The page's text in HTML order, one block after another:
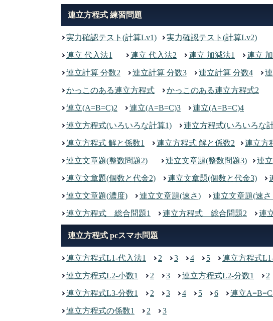
連立方程式 練習問題
実力確認テスト(計算Lv1) 実力確認テスト(計算Lv2)
連立 代入法1 連立 代入法2 連立 加減法1 連立
連立計算 分数2 連立計算 分数3 連立計算 分数4
かっこのある連立方程式 かっこのある連立方程式2
連立(A=B=C)2 連立(A=B=C)3 連立(A=B=C)4
連立方程式(いろいろな計算1) 連立方程式(いろいろな
連立方程式 解と係数1 連立方程式 解と係数2 連立方
連立文章題(整数問題2) 連立文章題(整数問題3) 連
連立文章題(個数と代金2) 連立文章題(個数と代金3)
連立文章題(濃度) 連立文章題(速さ) 連立文章題(速さ
連立方程式 総合問題1 連立方程式 総合問題2 連
連立方程式 pcスマホ問題
連立方程式L1-代入法1 2 3 4 5 連立方程式
連立方程式L2-小数1 2 3 連立方程式L2-分数1 2
連立方程式L3-分数1 2 3 4 5 6 連立
連立方程式の係数1 2 3